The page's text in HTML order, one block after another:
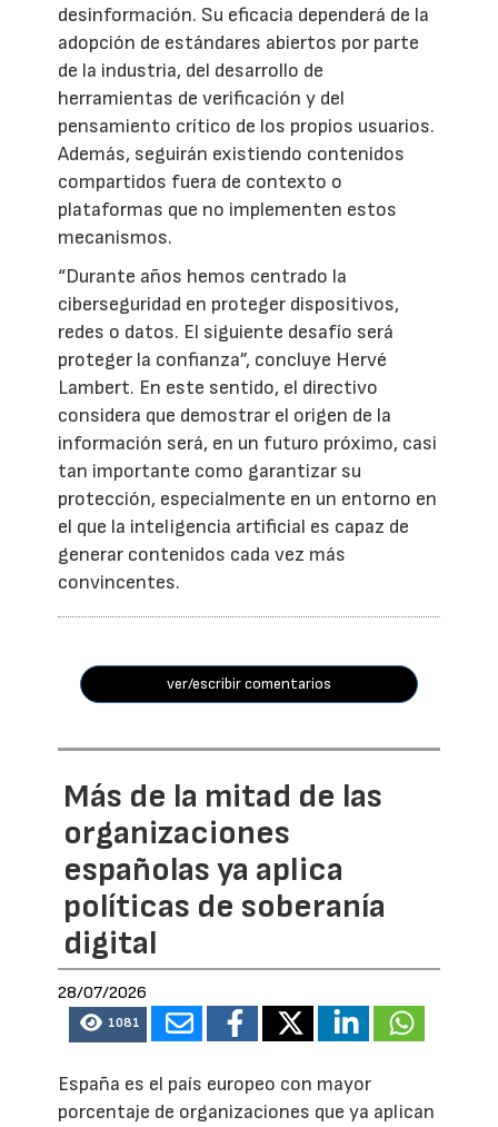
desinformación. Su eficacia dependerá de la
adopción de estándares abiertos por parte
de la industria, del desarrollo de
herramientas de verificación y del
pensamiento crítico de los propios usuarios.
Además, seguirán existiendo contenidos
compartidos fuera de contexto o
plataformas que no implementen estos
mecanismos.
“Durante años hemos centrado la
ciberseguridad en proteger dispositivos,
redes o datos. El siguiente desafío será
proteger la confianza”, concluye Hervé
Lambert. En este sentido, el directivo
considera que demostrar el origen de la
información será, en un futuro próximo, casi
tan importante como garantizar su
protección, especialmente en un entorno en
el que la inteligencia artificial es capaz de
generar contenidos cada vez más
convincentes.
ver/escribir comentarios
Más de la mitad de las
organizaciones
españolas ya aplica
políticas de soberanía
digital
28/07/2026
1081
España es el país europeo con mayor
porcentaje de organizaciones que ya aplican